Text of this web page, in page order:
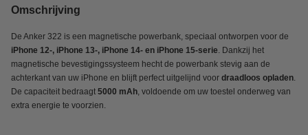
Omschrijving
De Anker 322 is een magnetische powerbank, speciaal ontworpen voor de
iPhone 12-, iPhone 13-, iPhone 14- en iPhone 15-serie. Dankzij het
magnetische bevestigingssysteem hecht de powerbank stevig aan de
achterkant van uw iPhone en blijft perfect uitgelijnd voor draadloos opladen.
De capaciteit bedraagt 5000 mAh, voldoende om uw toestel onderweg van
extra energie te voorzien.